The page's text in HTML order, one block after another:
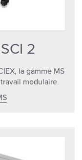
2
la gamme MS
modulaire